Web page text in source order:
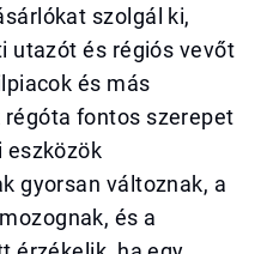
szolgál ki,
utazót és régiós vevőt
és más
fontos szerepet
eszközök
gyorsan változnak, a
és a